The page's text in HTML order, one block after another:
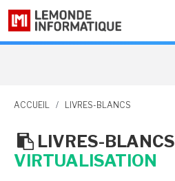
ACCUEIL / LIVRES-BLANCS
LIVRES-BLANCS
VIRTUALISATION